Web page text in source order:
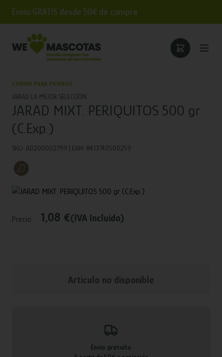
Envío GRATIS desde 50€ de compra
COMIDA PARA PÁJAROS
JARAD LA MEJOR SELECCIÓN
JARAD MIXT. PERIQUITOS 500 gr
(C.Exp.)
SKU: AD200002799 | EAN: 8413740500259
Precio: 1,08 €(IVA Incluido)
Articulo no disponible
Envío gratuito